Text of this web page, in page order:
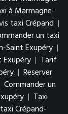
à Marmagne-
taxi Crépand |
un taxi
Saint Exupéry |
| Tarif
| Reserver
Commander un
| Taxi
Crépand-